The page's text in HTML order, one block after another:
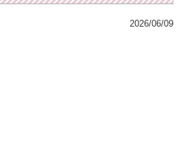
2026/06/09